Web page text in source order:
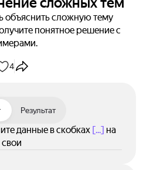
объяснить сложную тему
понятное решение с
4
Результат
данные в скобках [...] на
свои